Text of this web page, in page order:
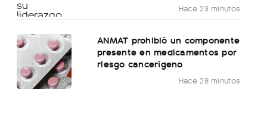
Hace 23 minutos
ANMAT prohibió un componente
presente en medicamentos por
riesgo cancerígeno
Hace 28 minutos